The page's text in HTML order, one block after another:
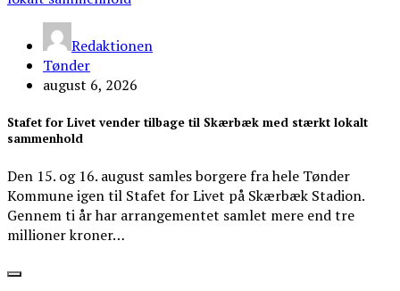
Redaktionen
Tønder
august 6, 2026
Stafet for Livet vender tilbage til Skærbæk med stærkt lokalt
sammenhold
Den 15. og 16. august samles borgere fra hele Tønder
Kommune igen til Stafet for Livet på Skærbæk Stadion.
Gennem ti år har arrangementet samlet mere end tre
millioner kroner…